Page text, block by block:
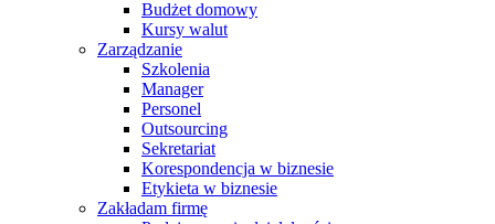
Budżet domowy
Kursy walut
Zarządzanie
Szkolenia
Manager
Personel
Outsourcing
Sekretariat
Korespondencja w biznesie
Etykieta w biznesie
Zakładam firmę